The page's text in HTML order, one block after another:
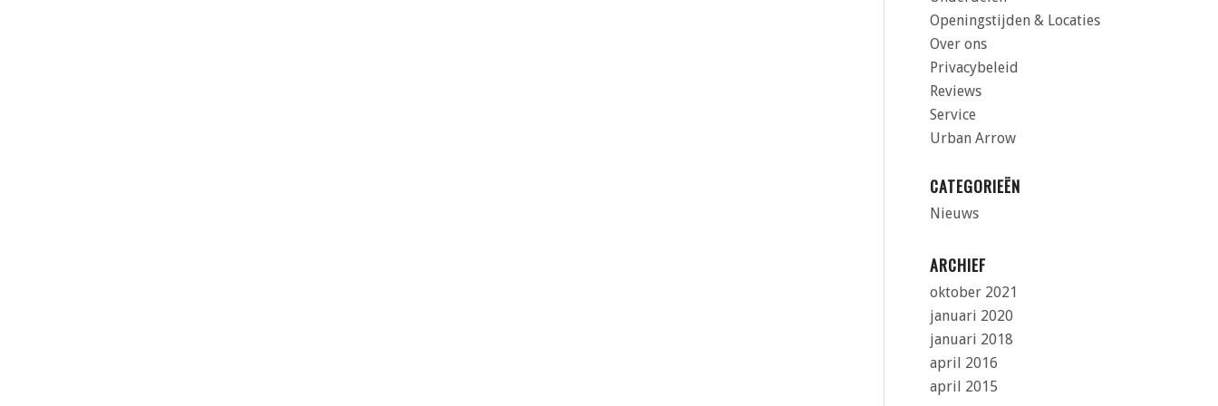
Openingstijden & Locaties
Over ons
Privacybeleid
Reviews
Service
Urban Arrow
CATEGORIEËN
Nieuws
ARCHIEF
oktober 2021
januari 2020
januari 2018
april 2016
april 2015